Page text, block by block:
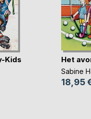
Kids
Het
Sabine
18,95